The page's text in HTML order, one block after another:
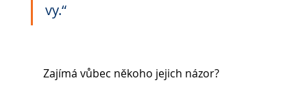
vy.“
Zajímá vůbec někoho jejich názor?